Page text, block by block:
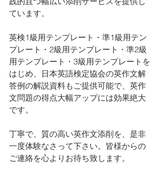
ています。
英検1級用テンプレート・準1級用テン
プレート・2級用テンプレート・準2級
用テンプレート・3級用テンプレートを
はじめ、日本英語検定協会の英作文解
答例の解説資料もご提供可能で、英作
文問題の得点大幅アップには効果絶大
です。
丁寧で、質の高い英作文添削を、是非
一度体験なさって下さい。皆様からの
ご連絡を心よりお待ち致します。